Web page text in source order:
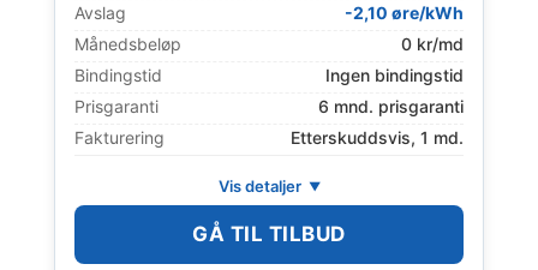
Avslag
-2,10 øre/kWh
Månedsbeløp
0 kr/md
Bindingstid
Ingen bindingstid
Prisgaranti
6 mnd. prisgaranti
Fakturering
Etterskuddsvis, 1 md.
Vis detaljer
GÅ TIL TILBUD